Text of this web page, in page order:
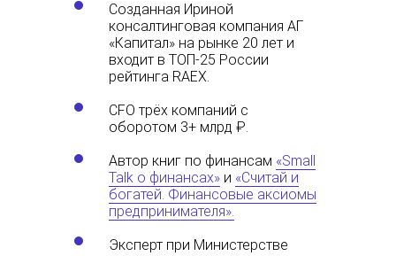
Созданная Ириной
консалтинговая компания АГ
«Капитал» на рынке 20 лет и
входит в ТОП-25 России
рейтинга RAEX.
CFO трёх компаний с
оборотом 3+ млрд ₽.
Автор книг по финансам «Small
Talk о финансах» и «Считай и
богатей. Финансовые аксиомы
предпринимателя».
Эксперт при Министерстве